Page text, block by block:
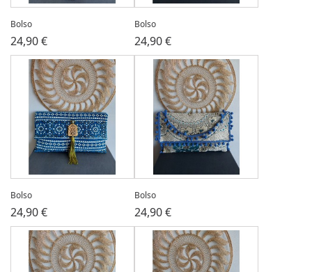
Bolso
24,90 €
Bolso
24,90 €
Bolso
24,90 €
Bolso
24,90 €